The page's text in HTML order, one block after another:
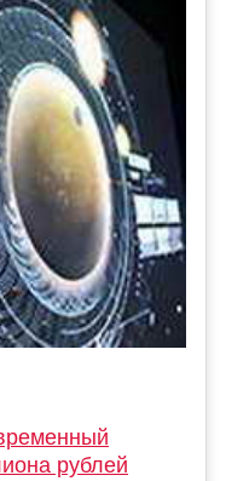
рублей